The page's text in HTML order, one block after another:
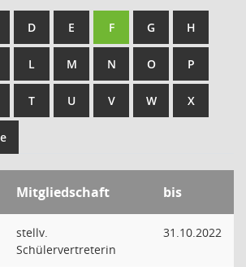
D E F G H
L M N O P
T U V W X
Mitgliedschaft bis
stellv.
Schülervertreterin
31.10.2022